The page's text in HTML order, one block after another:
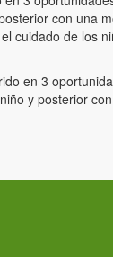
con una
cuidado de los
en 3
y posterior